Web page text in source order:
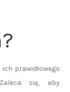
prawidłowego
się, aby